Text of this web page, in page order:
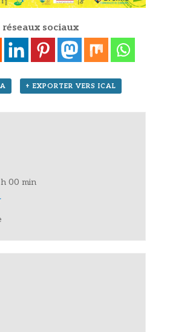
sociaux
+ EXPORTER VERS ICAL
00 min